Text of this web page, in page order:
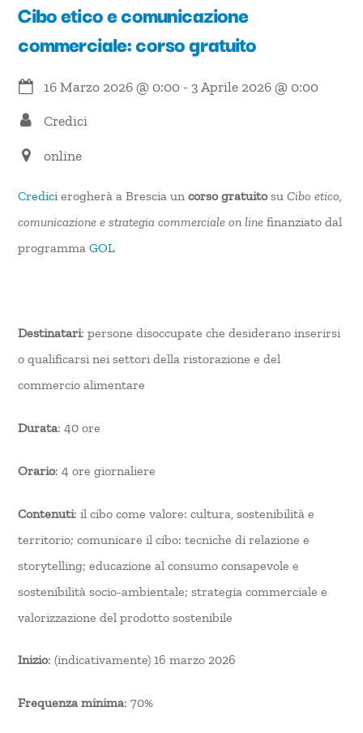
Cibo etico e comunicazione
commerciale: corso gratuito
16 Marzo 2026@0:00 - 3 Aprile 2026@0:00
Credici
online
Credici erogherà a Brescia uncorso gratuitosuCibo etico,
comunicazione e strategia commerciale on linefinanziato dal
programmaGOL
Destinatari: persone disoccupate che desiderano inserirsi
o qualificarsi nei settori della ristorazione e del
commercio alimentare
Durata: 40 ore
Orario: 4 ore giornaliere
Contenuti: il cibo come valore: cultura, sostenibilità e
territorio; comunicare il cibo: tecniche di relazione e
storytelling; educazione al consumo consapevole e
sostenibilità socio-ambientale; strategia commerciale e
valorizzazione del prodotto sostenibile
Inizio: (indicativamente) 16 marzo 2026
Frequenza minima: 70%